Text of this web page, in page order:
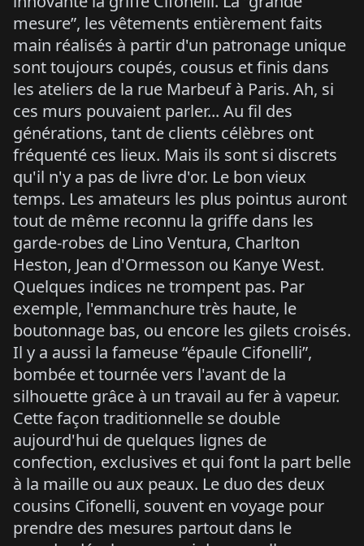
mesure”, les vêtements entièrement faits
main réalisés à partir d'un patronage unique
sont toujours coupés, cousus et finis dans
les ateliers de la rue Marbeuf à Paris. Ah, si
ces murs pouvaient parler... Au fil des
générations, tant de clients célèbres ont
fréquenté ces lieux. Mais ils sont si discrets
qu'il n'y a pas de livre d'or. Le bon vieux
temps. Les amateurs les plus pointus auront
tout de même reconnu la griffe dans les
garde-robes de Lino Ventura, Charlton
Heston, Jean d'Ormesson ou Kanye West.
Quelques indices ne trompent pas. Par
exemple, l'emmanchure très haute, le
boutonnage bas, ou encore les gilets croisés.
Il y a aussi la fameuse “épaule Cifonelli”,
bombée et tournée vers l'avant de la
silhouette grâce à un travail au fer à vapeur.
Cette façon traditionnelle se double
aujourd'hui de quelques lignes de
confection, exclusives et qui font la part belle
à la maille ou aux peaux. Le duo des deux
cousins Cifonelli, souvent en voyage pour
prendre des mesures partout dans le